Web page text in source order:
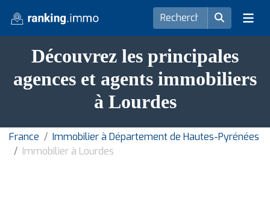
Découvrez les principales
agences et agents immobiliers
à Lourdes
France
Immobilier à Département de Hautes-Pyrénées
Immobilier à Lourdes